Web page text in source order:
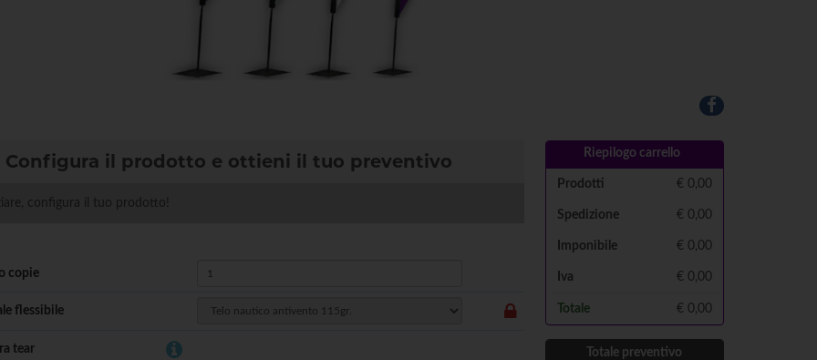
Configura il prodotto e ottieni il tuo preventivo
configura il tuo prodotto!
copie
flessibile
tear
Riepilogo carrello
Prodotti € 0,00
Spedizione € 0,00
Imponibile € 0,00
Iva € 0,00
Totale € 0,00
Totale preventivo